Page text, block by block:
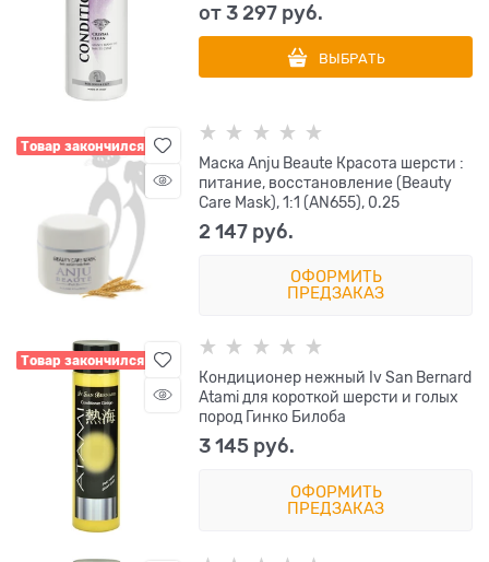
от3 297 руб.
ВЫБРАТЬ
Товар закончился
Маска Anju Beaute Красота шерсти :
питание, восстановление (Beauty
Care Mask), 1:1 (AN655), 0.25
2 147 руб.
ОФОРМИТЬ
ПРЕДЗАКАЗ
Товар закончился
Кондиционер нежный Iv San Bernard
Atami для короткой шерсти и голых
пород Гинко Билоба
3 145 руб.
ОФОРМИТЬ
ПРЕДЗАКАЗ